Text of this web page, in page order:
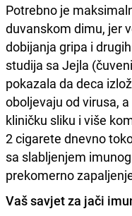
Potrebno je
duvanskom dimu, jer
dobijanja gripa i
studija sa Jejla
pokazala da deca
oboljevaju od virusa,
kliničku sliku i više
2 cigarete dnevno
sa slabljenjem
prekomerno
Vaš savjet za jači